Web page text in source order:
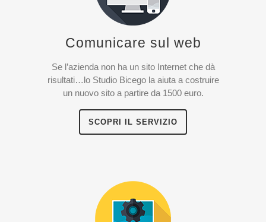
Comunicare sul web
Se l’azienda non ha un sito Internet che dà
risultati…lo Studio Bicego la aiuta a costruire
un nuovo sito a partire da 1500 euro.
SCOPRI IL SERVIZIO